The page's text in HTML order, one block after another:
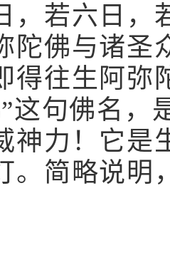
，若六日，
陀佛与诸圣
得往生阿弥
这句佛名，
神力！它是
。简略说明